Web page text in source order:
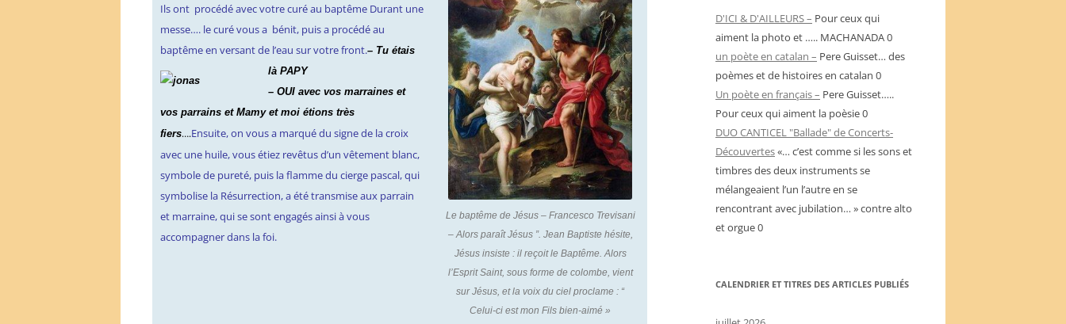
Ils ont procédé avec votre curé au baptême Durant une
messe…. le curé vous a bénit, puis a procédé au
baptême en versant de l’eau sur votre front.– Tu étais
là PAPY
– OUI avec vos marraines et
vos parrains et Mamy et moi étions très
fiers….Ensuite, on vous a marqué du signe de la croix
avec une huile, vous étiez revêtus d’un vêtement blanc,
symbole de pureté, puis la flamme du cierge pascal, qui
symbolise la Résurrection, a été transmise aux parrain
et marraine, qui se sont engagés ainsi à vous
accompagner dans la foi.
Le baptême de Jésus – Francesco Trevisani
– Alors paraît Jésus ”. Jean Baptiste hésite,
Jésus insiste : il reçoit le Baptême. Alors
l’Esprit Saint, sous forme de colombe, vient
sur Jésus, et la voix du ciel proclame : “
Celui-ci est mon Fils bien-aimé »
D'ICI & D'AILLEURS – Pour ceux qui
aiment la photo et ….. MACHANADA 0
un poète en catalan – Pere Guisset… des
poèmes et de histoires en catalan 0
Un poète en français – Pere Guisset…..
Pour ceux qui aiment la poèsie 0
DUO CANTICEL "Ballade" de Concerts-
Découvertes«… c’est comme si les sons et
timbres des deux instruments se
mélangeaient l’un l’autre en se
rencontrant avec jubilation… » contre alto
et orgue 0
CALENDRIER ET TITRES DES ARTICLES PUBLIÉS